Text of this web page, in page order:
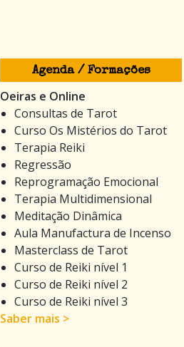
Agenda / Formações
Oeiras e Online
Consultas de Tarot
Curso Os Mistérios do Tarot
Terapia Reiki
Regressão
Reprogramação Emocional
Terapia Multidimensional
Meditação Dinâmica
Aula Manufactura de Incenso
Masterclass de Tarot
Curso de Reiki nível 1
Curso de Reiki nível 2
Curso de Reiki nível 3
Saber mais >